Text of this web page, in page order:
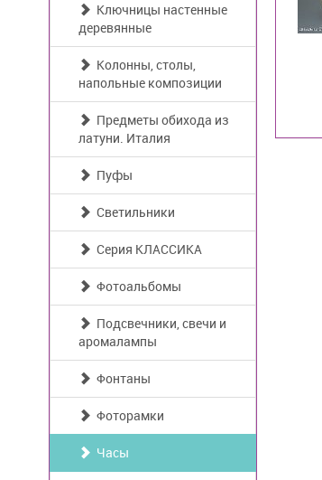
Ключницы настенные
деревянные
Колонны, столы,
напольные композиции
Предметы обихода из
латуни. Италия
Пуфы
Светильники
Серия КЛАССИКА
Фотоальбомы
Подсвечники, свечи и
аромалампы
Фонтаны
Фоторамки
Часы